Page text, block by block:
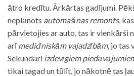
ātro kredītu. Ārkārtas gadījumi.
neplānots automašīnas remonts,
pārvietojies ar auto, tas ir vienkārši
arīmedicīniskām vajadzībām, jo tas
Sekundāri izdevīgiem
tikai tagad un tūlīt, jo nākotnē tas